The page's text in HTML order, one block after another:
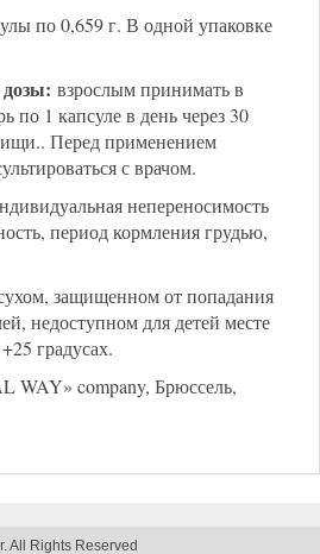
по 0,659 г. В одной упаковке
взрослым принимать в
по 1 капсуле в день через 30
Перед применением
с врачом.
непереносимость
период кормления грудью,
защищенном от попадания
недоступном для детей месте
градусах.
WAY» company, Брюссель,
All Rights Reserved